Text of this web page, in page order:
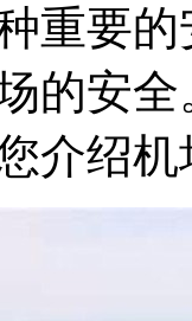
重要
的安
介绍